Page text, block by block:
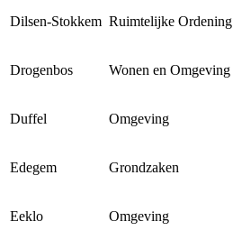
Dilsen-Stokkem Ruimtelijke Ordening
Drogenbos Wonen en Omgeving
Duffel Omgeving
Edegem Grondzaken
Eeklo Omgeving